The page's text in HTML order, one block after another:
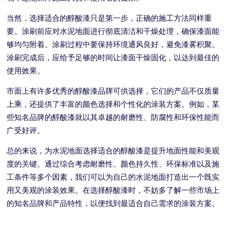
当然，选择适合的醇酸漆只是第一步，正确的施工方法同样重
要。涂刷前应对水泥地面进行彻底清洁和干燥处理，确保漆面能
够均匀附着。涂刷过程中要保持环境通风良好，避免漆雾积聚。
涂刷完成后，应给予足够的时间让漆面干燥固化，以达到最佳的
使用效果。
市面上有许多优秀的醇酸漆品牌可供选择，它们的产品不仅质量
上乘，还提供了丰富的颜色选择和个性化的涂装方案。例如，某
些知名品牌的醇酸漆就以其卓越的耐磨性、防腐性和环保性能而
广受好评。
总的来说，为水泥地面选择适合的醇酸漆是提升地面性能和美观
度的关键。通过综合考虑耐磨性、颜色持久性、环保标准以及施
工条件等多个因素，我们可以为自己的水泥地面打造出一个既实
用又美观的涂装效果。在选择醇酸漆时，不妨多了解一些市场上
的知名品牌和产品特性，以便找到最适合自己需求的涂装方案。